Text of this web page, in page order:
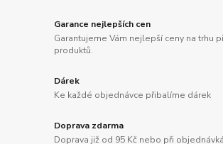
Garance nejlepších cen
Garantujeme Vám nejlepší ceny na trhu
produktů.
Dárek
Ke každé objednávce přibalíme dárek
Doprava zdarma
Doprava již od 95 Kč nebo při